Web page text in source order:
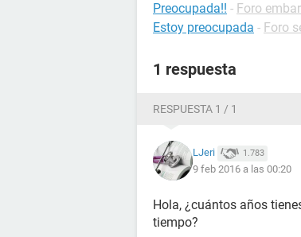
Preocupada!! - Foro
Estoy preocupada - Foro
1 respuesta
RESPUESTA 1 / 1
LJeri 1.783
9 feb 2016 a las 00:20
Hola, ¿cuántos años
tiempo?